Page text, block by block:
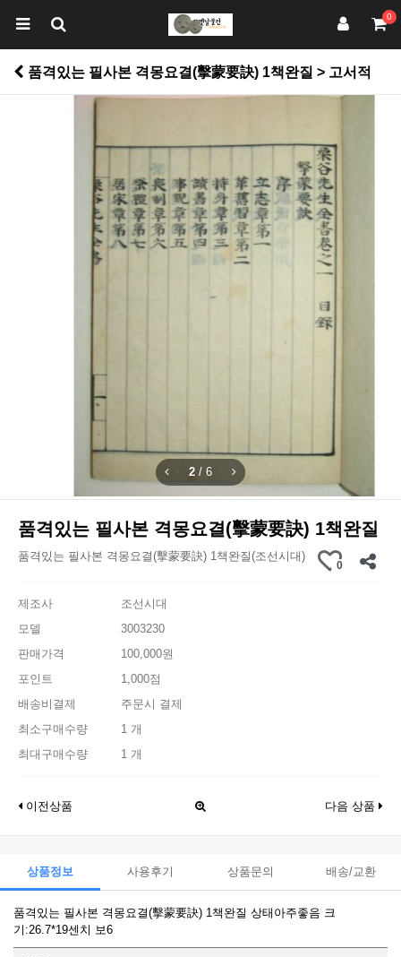
0
품격있는 필사본 격몽요결(擊蒙要訣) 1책완질 > 고서적
2 / 6
품격있는 필사본 격몽요결(擊蒙要訣) 1책완질
품격있는 필사본 격몽요결(擊蒙要訣) 1책완질(조선시대)
0
제조사
조선시대
모델
3003230
판매가격
100,000원
포인트
1,000점
배송비결제
주문시 결제
최소구매수량
1 개
최대구매수량
1 개
이전상품 다음 상품
상품정보 사용후기 상품문의 배송/교환
품격있는 필사본 격몽요결(擊蒙要訣) 1책완질 상태아주좋음 크
기:26.7*19센치 보6